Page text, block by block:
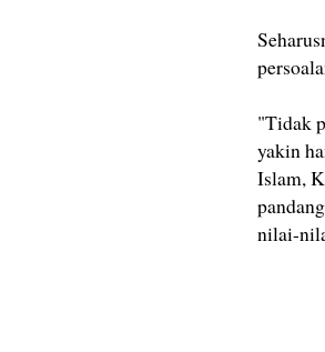
"Tidak
yakin
Islam,
nilai-